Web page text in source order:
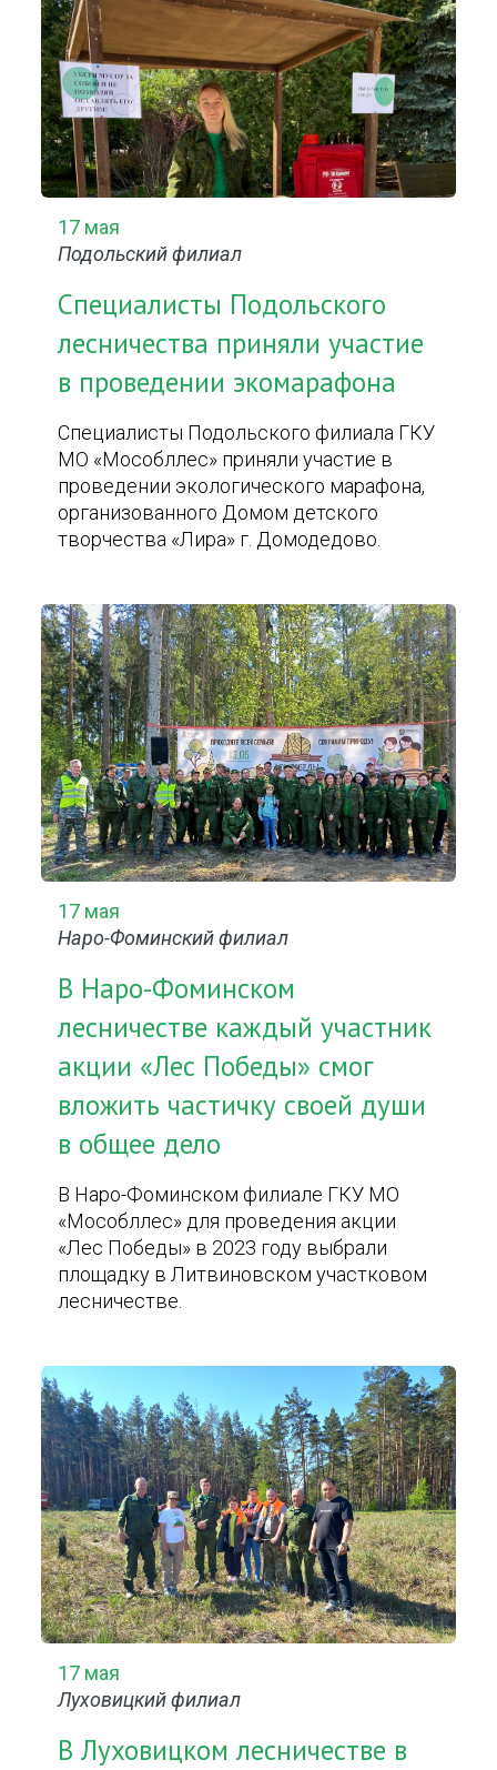
17 мая
Подольский филиал
Специалисты Подольского
лесничества приняли участие
в проведении экомарафона
Специалисты Подольского филиала ГКУ
МО «Мособллес» приняли участие в
проведении экологического марафона,
организованного Домом детского
творчества «Лира» г. Домодедово.
17 мая
Наро-Фоминский филиал
В Наро-Фоминском
лесничестве каждый участник
акции «Лес Победы» смог
вложить частичку своей души
в общее дело
В Наро-Фоминском филиале ГКУ МО
«Мособллес» для проведения акции
«Лес Победы» в 2023 году выбрали
площадку в Литвиновском участковом
лесничестве.
17 мая
Луховицкий филиал
В Луховицком лесничестве в